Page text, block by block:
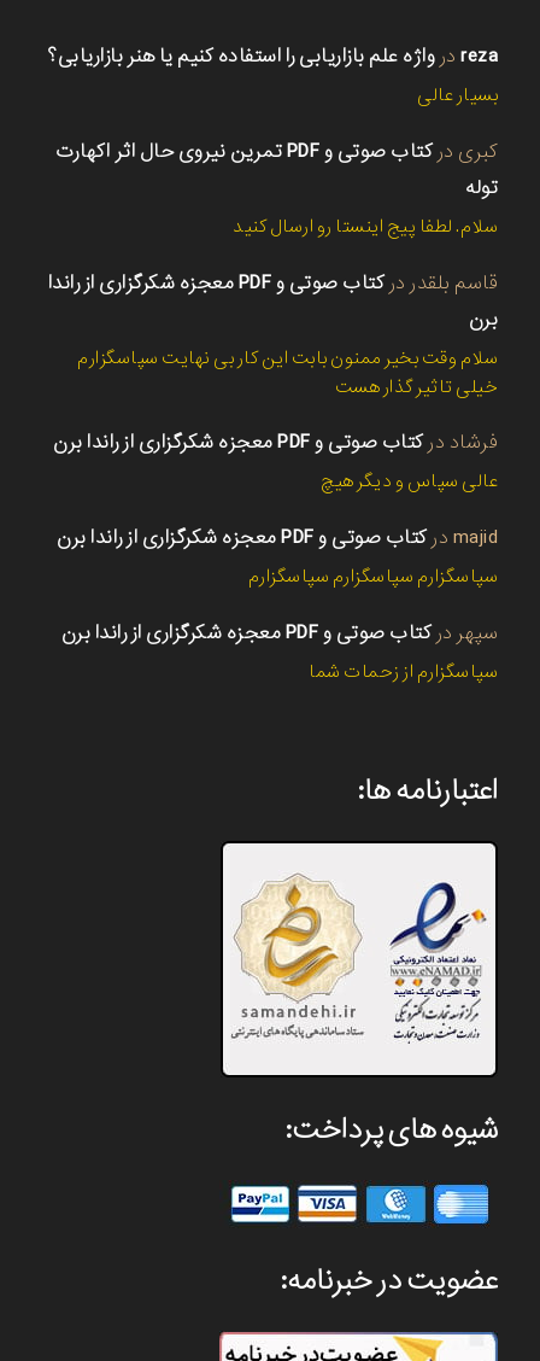
reza در واژه علم بازاریابی را استفاده کنیم یا هنر بازاریابی؟
بسیار عالی
کبری در
کتاب صوتی و PDF تمرین نیروی حال اثر اکهارت
توله
سلام. لطفا پیج اینستا رو ارسال کنید
قاسم بلقدر در
کتاب صوتی و PDF معجزه شکرگزاری از راندا
برن
سلام وقت بخیر ممنون بابت این کار بی نهایت سپاسگزارم
خیلی تاثیر گذار هست
فرشاد درکتاب صوتی و PDF معجزه شکرگزاری از راندا برن
عالی سپاس و دیگر هیچ
majid درکتاب صوتی و PDF معجزه شکرگزاری از راندا برن
سپاسگزارم سپاسگزارم سپاسگزارم
سپهر درکتاب صوتی و PDF معجزه شکرگزاری از راندا برن
سپاسگزارم از زحمات شما
اعتبارنامه ها:
شیوه های پرداخت:
عضویت در خبرنامه: